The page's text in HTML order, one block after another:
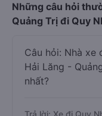
Những câu hỏi
Quảng Trị đi Quy
Câu hỏi: Nhà xe
Hải Lăng -
nhất?
Trả lời: Xe đi Quy